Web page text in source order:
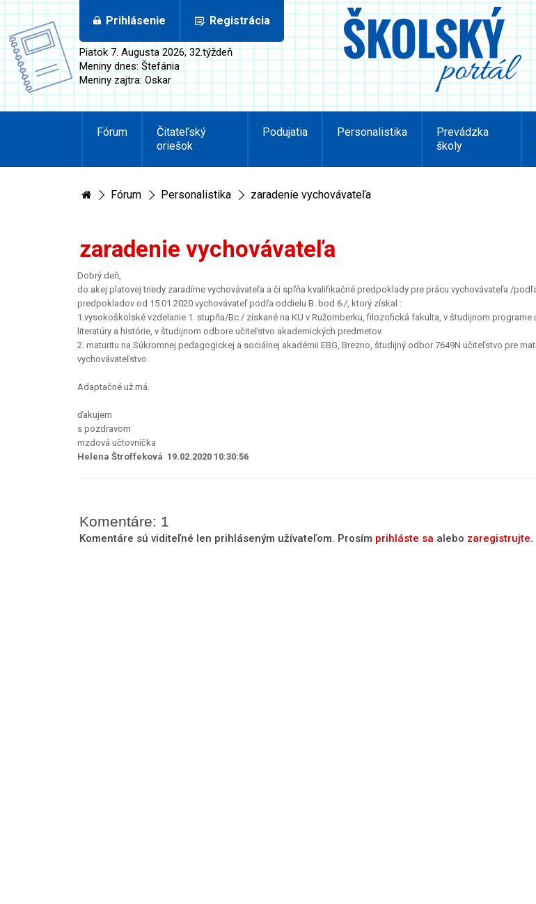
Prihlásenie Registrácia
Piatok 7. Augusta 2026, 32.týždeň
Meniny dnes: Štefánia
Meniny zajtra: Oskar
Fórum
Čitateľský
oriešok
Podujatia Personalistika
Prevádzka
školy
Fórum Personalistika zaradenie vychovávateľa
zaradenie vychovávateľa
Dobrý deň,
do akej platovej triedy zaradíme vychovávateľa a či spľňa kvalifikačné predpoklady pre prácu vychovávateľa /
predpokladov od 15.01.2020 vychovávateľ podľa oddielu B. bod 6./, ktorý získal :
1.vysokoškolské vzdelanie 1. stupňa/Bc./ získané na KU v Ružomberku, filozofická fakulta, v študijnom
literatúry a histórie, v študijnom odbore učiteľstvo akademických predmetov.
2. maturitu na Súkromnej pedagogickej a sociálnej akadémii EBG, Brezno, študijný odbor 7649N učiteľstvo pre
vychovávateľstvo.
Adaptačné už má.
ďakujem
s pozdravom
mzdová učtovníčka
Helena Štroffeková 19.02.2020 10:30:56
Komentáre: 1
Komentáre sú viditeľné len prihláseným užívateľom. Prosím prihláste sa alebo zaregistrujte.